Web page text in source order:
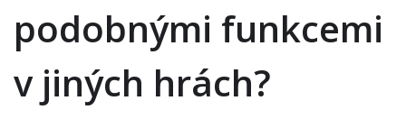
podobnými funkcemi
v jiných hrách?